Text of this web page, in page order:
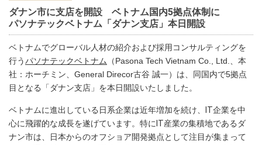
ダナン市に支店を開設 ベトナム国内5拠点体制に
パソナテックベトナム「ダナン支店」本日開設
ベトナムでグローバル人材の紹介および採用コンサルティングを
行うパソナテックベトナム
（Pasona Tech Vietnam Co., Ltd.、本
社：ホーチミン、General Direcor古谷 誠一）は、同国内で5拠点
目となる「ダナン支店」を本日開設いたしました。
ベトナムに進出している日系企業は近年増加を続け、IT企業を中
心に飛躍的な成長を遂げています。特にIT産業の集積地であるダ
ナン市は、日本からのオフショア開発拠点として注目が集まって